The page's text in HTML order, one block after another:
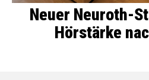
Neuer Neuroth-
Hörstärke